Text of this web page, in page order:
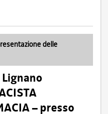
delle
– presso